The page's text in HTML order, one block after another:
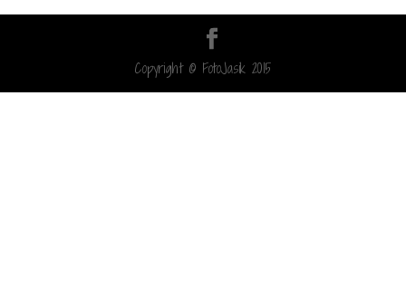
Copyright © FotoJasik 2015